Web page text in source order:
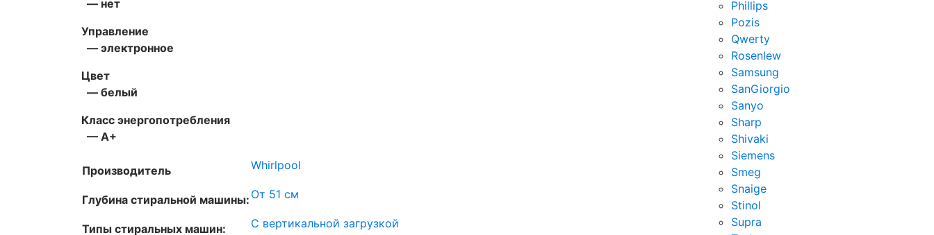
— нет
Управление
— электронное
Цвет
— белый
Класс энергопотребления
— А+
Производитель Whirlpool
Глубина стиральной машины: От 51 см
Типы стиральных машин: С вертикальной загрузкой
Phillips
Pozis
Qwerty
Rosenlew
Samsung
SanGiorgio
Sanyo
Sharp
Shivaki
Siemens
Smeg
Snaige
Stinol
Supra